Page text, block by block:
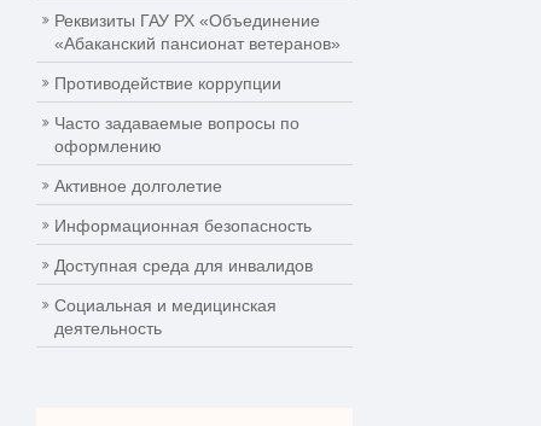
Реквизиты ГАУ РХ «Объединение
«Абаканский пансионат ветеранов»
Противодействие коррупции
Часто задаваемые вопросы по
оформлению
Активное долголетие
Информационная безопасность
Доступная среда для инвалидов
Социальная и медицинская
деятельность